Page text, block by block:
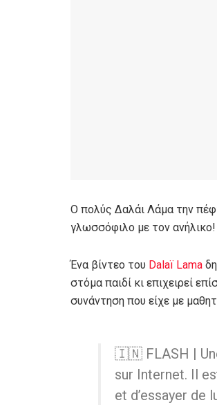
Ο πολύς Δαλάι Λάμα την
γλωσσόφιλο με τον
Ένα βίντεο του Dalaï Lama
στόμα παιδί κι επιχειρεί
συνάντηση που είχε με
🇮🇳 FLASH |
sur Internet. Il
et d’essayer de